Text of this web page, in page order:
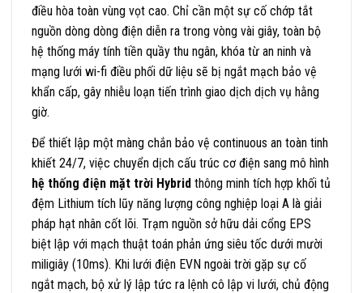
điều hòa toàn vùng vọt cao. Chỉ cần một sự cố chớp tắt
nguồn dòng dòng điện diễn ra trong vòng vài giây, toàn bộ
hệ thống máy tính tiền quầy thu ngân, khóa từ an ninh và
mạng lưới wi-fi điều phối dữ liệu sẽ bị ngắt mạch bảo vệ
khẩn cấp, gây nhiễu loạn tiến trình giao dịch dịch vụ hằng
giờ.
Để thiết lập một màng chắn bảo vệ continuous an toàn tinh
khiết 24/7, việc chuyển dịch cấu trúc cơ điện sang mô hình
hệ thống điện mặt trời Hybrid thông minh tích hợp khối tủ
đệm Lithium tích lũy năng lượng công nghiệp loại A là giải
pháp hạt nhân cốt lõi. Trạm nguồn sở hữu dải cổng EPS
biệt lập với mạch thuật toán phản ứng siêu tốc dưới mười
miligiây (10ms). Khi lưới điện EVN ngoài trời gặp sự cố
ngắt mạch, bộ xử lý lập tức ra lệnh cô lập vi lưới, chủ động